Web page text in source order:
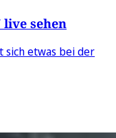
live sehen
sich etwas bei der